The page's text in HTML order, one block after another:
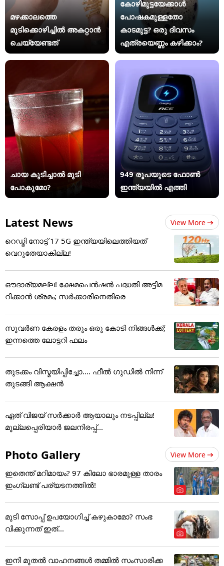
മഴക്കാലത്തെ
മുടിക്കൊഴിച്ചിൽ അകറ്റാൻ
ചെയ്യേണ്ടത്
കോഴിമുട്ടയേക്കാൾ
പോഷകമുള്ളതോ
കാടമുട്ട? ഒരു ദിവസം
എത്രയെണ്ണം കഴിക്കാം?
ചായ കുടിച്ചാൽ മുടി
പോകുമോ?
949 രൂപയുടെ ഫോൺ
ഇന്ത്യയിൽ എത്തി
Latest News View More
റെഡ്മി നോട്ട് 17 5G ഇന്ത്യയിലെത്തിയത്
വെറുതേയാകില്ല!
ഔദാര്യമല്ല! ക്ഷേമപെൻഷൻ പദ്ധതി അട്ടിമ
റിക്കാൻ ശ്രമം; സർക്കാരിനെതിരെ
സുവർണ കേരളം തരും ഒരു കോടി നിങ്ങൾക്ക്;
ഇന്നത്തെ ലോട്ടറി ഫലം
തുടക്കം വിസ്മയിപ്പിച്ചോ.... ഫീൽ ഗുഡിൽ നിന്ന്
തുടങ്ങി ആക്ഷൻ
ഏത് വിജയ് സർക്കാർ ആയാലും നടപ്പില്ല!
മുല്ലപ്പെരിയാർ ജലനിരപ്പ്...
Photo Gallery View More
ഇതെന്ത് മറിമായം? 97 കിലോ ഭാരമുള്ള താരം
ഇംഗ്ലണ്ട് പര്യടനത്തില്‍!
മുടി സോപ്പ് ഉപയോഗിച്ച് കഴുകാമോ? സംഭ
വിക്കുന്നത് ഇത്...
ഇനി മുതൽ വാഹനങ്ങൾ തമ്മിൽ സംസാരിക്ക